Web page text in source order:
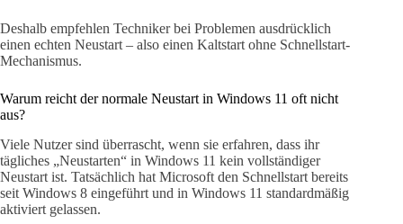
Deshalb empfehlen Techniker bei Problemen ausdrücklich
einen echten Neustart – also einen Kaltstart ohne Schnellstart-
Mechanismus.
Warum reicht der normale Neustart in Windows 11 oft nicht
aus?
Viele Nutzer sind überrascht, wenn sie erfahren, dass ihr
tägliches „Neustarten“ in Windows 11 kein vollständiger
Neustart ist. Tatsächlich hat Microsoft den Schnellstart bereits
seit Windows 8 eingeführt und in Windows 11 standardmäßig
aktiviert gelassen.